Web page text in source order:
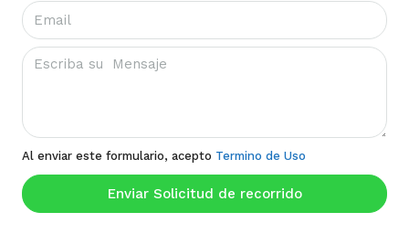
Al enviar este formulario, acepto Termino de Uso
Enviar Solicitud de recorrido